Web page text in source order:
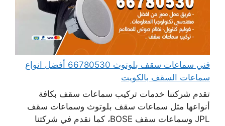
فني سماعات سقف بلوتوث 66780530 أفضل انواع
سماعات السقف بالكويت
تقدم شركتنا خدمات تركيب سماعات سقف بكافة
أنواعها مثل سماعات سقف بلوتوث وسماعات سقف
JPL وسماعات سقف BOSE، كما نقدم في شركتنا